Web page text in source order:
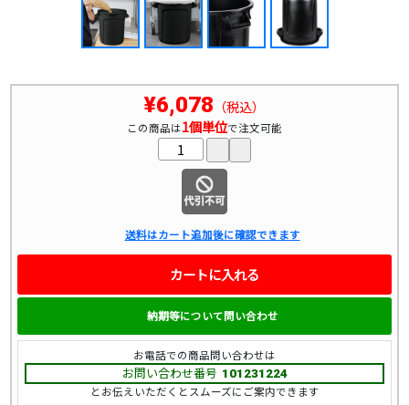
¥6,078 （税込）
この商品は1個単位で注文可能
送料はカート追加後に確認できます
カートに入れる
納期等について問い合わせ
お電話での商品問い合わせは
お問い合わせ番号 101231224
とお伝えいただくとスムーズにご案内できます